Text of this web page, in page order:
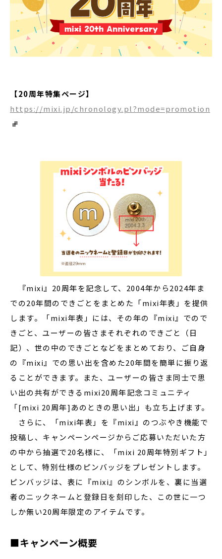
【20周年特集ページ】
https://mixi.jp/chronology.pl?mode=promotion
『mixi』20周年を記念して、2004年から2024年ま
での20年間のできごとをまとめた「mixi年表」を提供
します。「mixi年表」には、その年の『mixi』でので
きごと、ユーザーの皆さまそれぞれのできごと（日
記）、世の中のできごとなどをまとめており、ご自身
の『mixi』での思い出を含めた20年間を簡単に振り返
ることができます。また、ユーザーの皆さま同士で思
い出の共有ができるmixi20周年記念コミュニティ
「[mixi 20周年]あのときの思い出」も立ち上げます。
さらに、「mixi年表」を『mixi』のつぶやき機能で
投稿し、キャンペーンページからご応募いただいた方
の中から抽選で20名様に、「mixi 20周年特別ギフト」
として、特別仕様のピンバッジをプレゼントします。
ピンバッジは、表に『mixi』のシンボルを、裏に当選
者のニックネームと登録日を刻印した、この世に一つ
しか無い20周年限定のアイテムです。
■キャンペーン概要